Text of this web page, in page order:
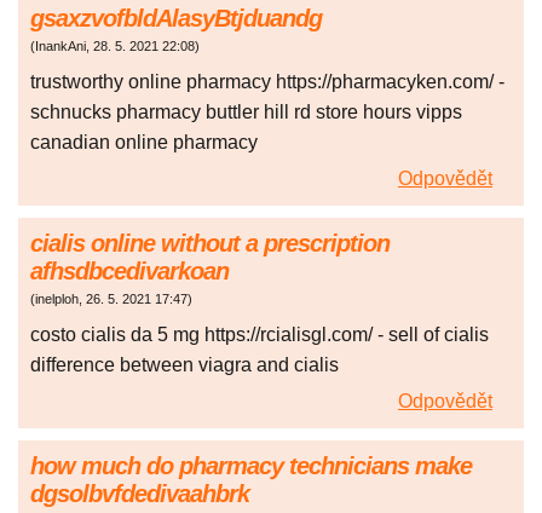
gsaxzvofbldAlasyBtjduandg
( InankAni 28. 5. 2021 22:08)
trustworthy online pharmacy https://pharmacyken.com/ -
schnucks pharmacy buttler hill rd store hours vipps
canadian online pharmacy
Odpovědět
cialis online without a prescription
afhsdbcedivarkoan
(inelploh 26. 5. 2021 17:47)
costo cialis da 5 mg https://rcialisgl.com/ - sell of cialis
difference between viagra and cialis
Odpovědět
how much do pharmacy technicians make
dgsolbvfdedivaahbrk